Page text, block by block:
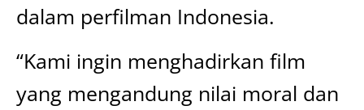
dalam perfilman Indonesia.
“Kami ingin menghadirkan film
yang mengandung nilai moral dan